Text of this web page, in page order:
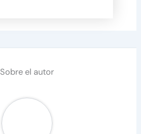
Sobre el autor